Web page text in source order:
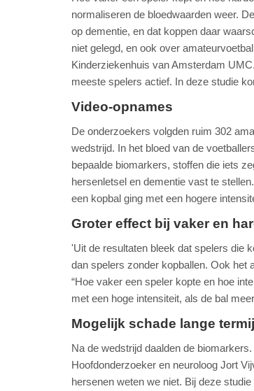
normaliseren de bloedwaarden weer.
op dementie, en dat koppen daar
niet gelegd, en ook over
Kinderziekenhuis van Amsterdam
meeste spelers actief. In deze studie
Video-opnames
De onderzoekers volgden ruim 302
wedstrijd. In het bloed van de
bepaalde biomarkers, stoffen die iets
hersenletsel en dementie vast te
een kopbal ging met een hogere
Groter effect bij vaker en
'Uit de resultaten bleek dat spelers die
dan spelers zonder kopballen. Ook het
“Hoe vaker een speler kopte en hoe
met een hoge intensiteit, als de bal
Mogelijk schade lange
Na de wedstrijd daalden de
Hoofdonderzoeker en neuroloog Jort
hersenen weten we niet. Bij deze